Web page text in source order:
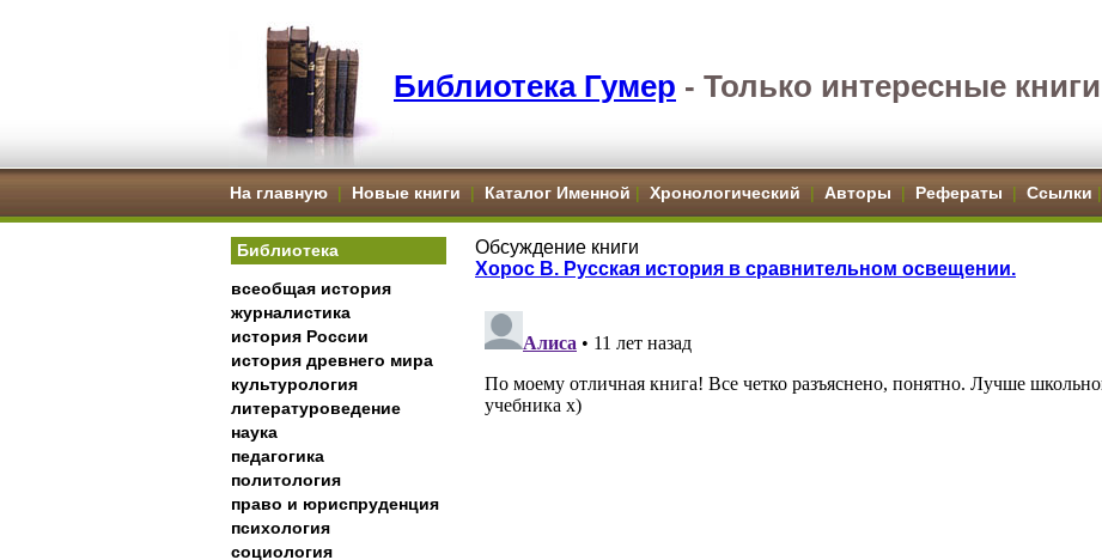
Библиотека Гумер - Только интересные книги
На главную | Новые книги | Каталог Именной | Хронологический | Авторы | Рефераты | Ссылки |
Библиотека
всеобщая история
журналистика
история России
история древнего мира
культурология
литературоведение
наука
педагогика
политология
право и юриспруденция
психология
социология
Обсуждение книги
Хорос В. Русская история в сравнительном освещении.